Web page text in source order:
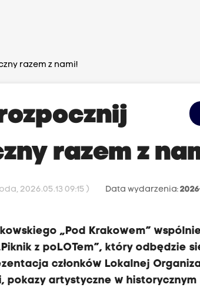
razem z nami!
razem z
2026.05.13 09:15 ) Data wydarzenia:
„Pod Krakowem”
z poLOTem”, który odbędzie
członków Lokalnej
pokazy artystyczne w